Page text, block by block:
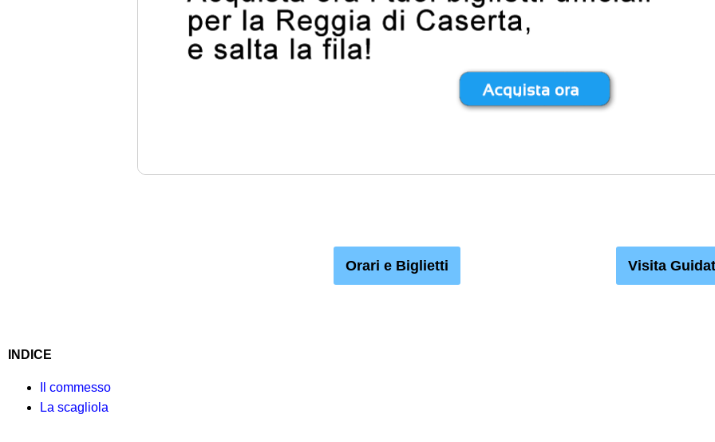
Orari e Biglietti Visita
INDICE
Il commesso
La scagliola